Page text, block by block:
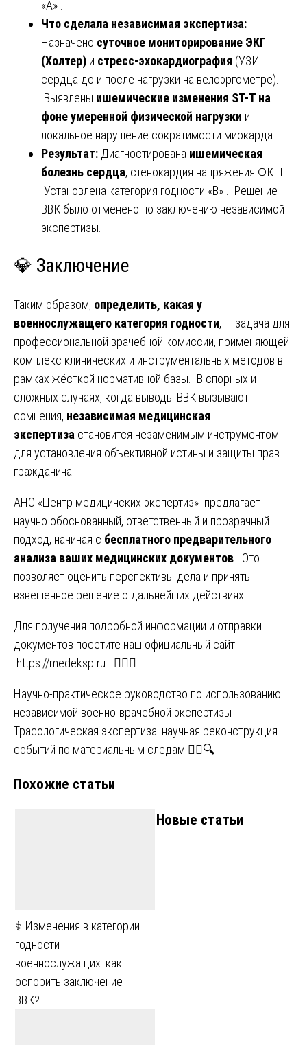
«А» .
Что сделала независимая экспертиза:
Назначено суточное мониторирование ЭКГ
(Холтер) и стресс-эхокардиография (УЗИ
сердца до и после нагрузки на велоэргометре).
Выявлены ишемические изменения ST-T на
фоне умеренной физической нагрузки и
локальное нарушение сократимости миокарда.
Результат: Диагностирована ишемическая
болезнь сердца, стенокардия напряжения ФК II.
Установлена категория годности «В» . Решение
ВВК было отменено по заключению независимой
экспертизы.
💎 Заключение
Таким образом, определить, какая у
военнослужащего категория годности, — задача для
профессиональной врачебной комиссии, применяющей
комплекс клинических и инструментальных методов в
рамках жёсткой нормативной базы. В спорных и
сложных случаях, когда выводы ВВК вызывают
сомнения, независимая медицинская
экспертиза становится незаменимым инструментом
для установления объективной истины и защиты прав
гражданина.
АНО «Центр медицинских экспертиз» предлагает
научно обоснованный, ответственный и прозрачный
подход, начиная с бесплатного предварительного
анализа ваших медицинских документов . Это
позволяет оценить перспективы дела и принять
взвешенное решение о дальнейших действиях.
Для получения подробной информации и отправки
документов посетите наш официальный сайт:
https://medeksp.ru . 🧑‍⚕️⚖️
Навигация
по
записям
Научно-практическое руководство по использованию
независимой военно-врачебной экспертизы
Трасологическая экспертиза: научная реконструкция
событий по материальным следам 🕵️‍♂️🔍
Похожие статьи
⚕️ Изменения в категории
годности
военнослужащих: как
оспорить заключение
ВВК?
Новые статьи